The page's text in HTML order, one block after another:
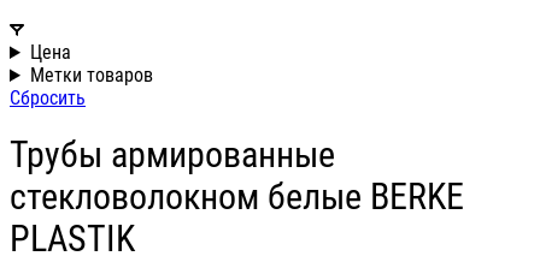
Цена
Метки товаров
Сбросить
Трубы армированные
стекловолокном белые BERKE
PLASTIK